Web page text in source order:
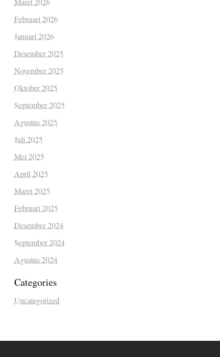
Februari 2026
Januari 2026
Desember 2025
November 2025
Oktober 2025
September 2025
Agustus 2025
Juli 2025
Mei 2025
April 2025
Maret 2025
Februari 2025
Desember 2024
September 2024
Agustus 2024
Categories
Uncategorized